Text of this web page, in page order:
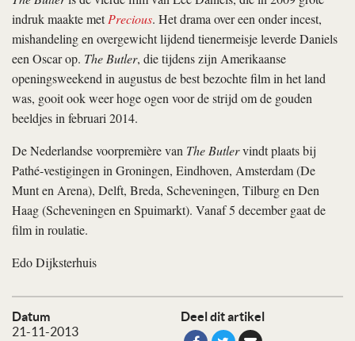
Datum
21-11-2013
Deel dit artikel
indruk maakte metPrecious. Het drama over een onder incest,
mishandeling en overgewicht lijdend tienermeisje leverde Daniels
een Oscar op. The Butler, die tijdens zijn Amerikaanse
openingsweekend in augustus de best bezochte film in het land
was, gooit ook weer hoge ogen voor de strijd om de gouden
beeldjes in februari 2014.
De Nederlandse voorpremière van The Butlervindt plaats bij
Pathé-vestigingen in Groningen, Eindhoven, Amsterdam (De
Munt en Arena), Delft, Breda, Scheveningen, Tilburg en Den
Haag (Scheveningen en Spuimarkt). Vanaf 5 december gaat de
film in roulatie.
Edo Dijksterhuis